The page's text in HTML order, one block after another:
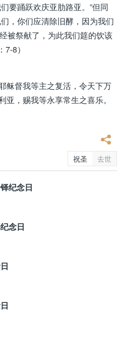
要踊跃欢庆亚肋路亚。”但同
，你们应清除旧酵，因为我们
被祭献了，为此我们筵的饮该
8）
稣督我等主之复活，令天下万
，赐我等永享常生之喜乐。
祝圣 去世
纪念日
念日